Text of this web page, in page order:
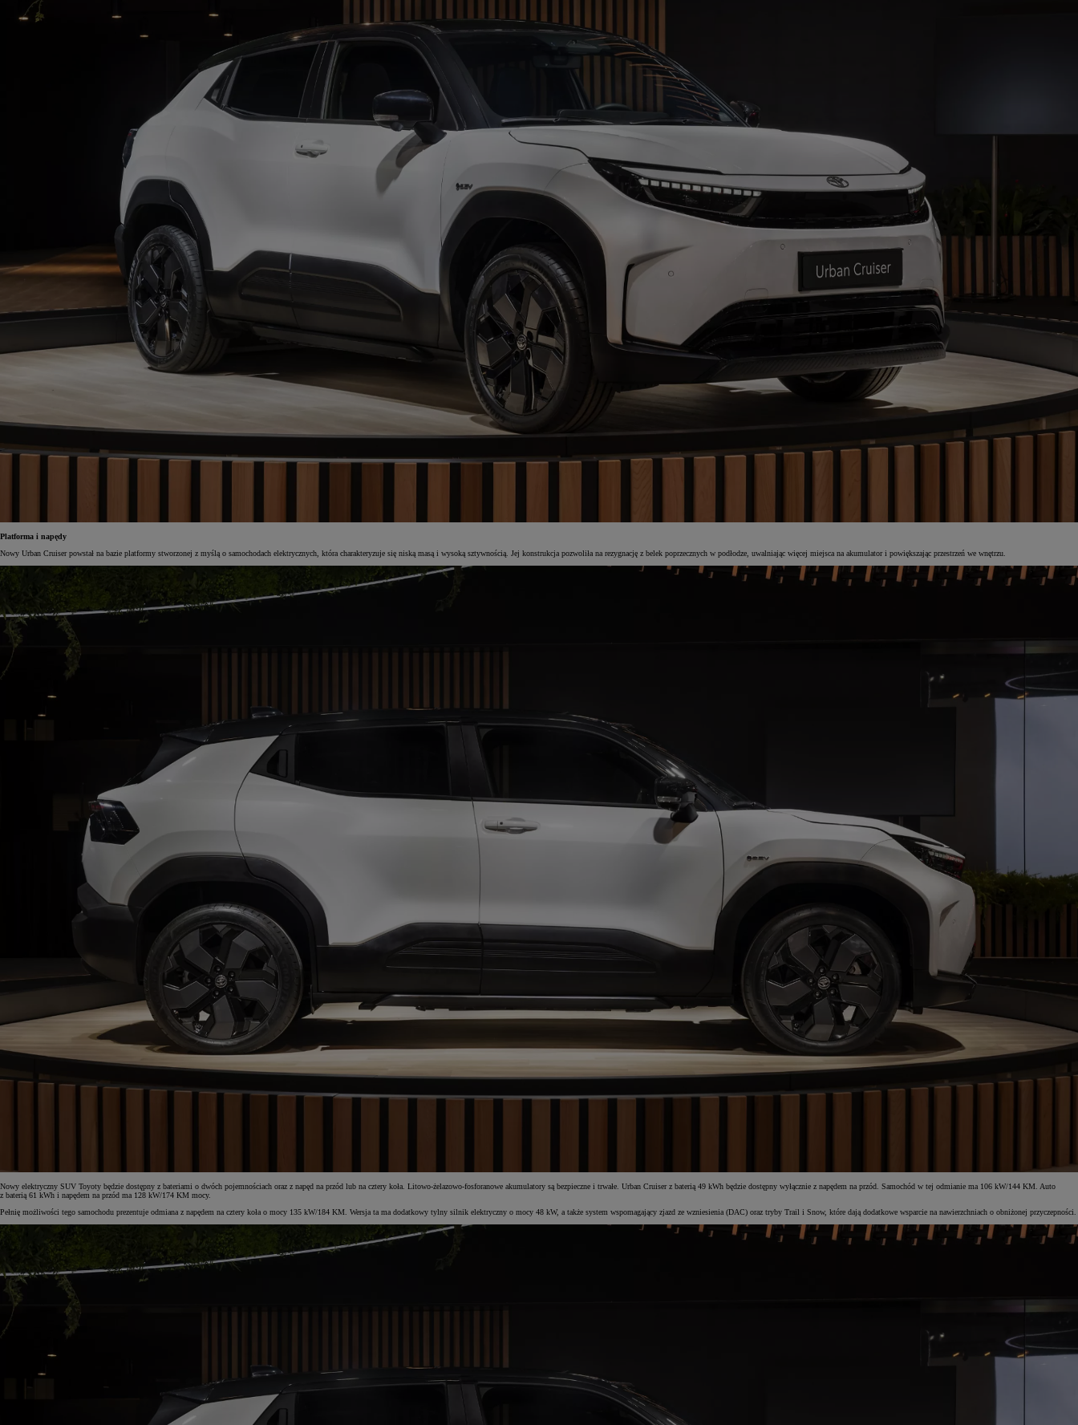
Platforma i napędy
Nowy Urban Cruiser powstał na bazie platformy stworzonej z myślą o samochodach elektrycznych, która charakteryzuje się niską masą i wysoką sztywnością. Jej konstrukcja pozwoliła na rezygnację z belek poprzecznych w podłodze, uwalniając więcej miejsca na akumulator i powiększając przestrzeń we wnętrzu.
Nowy elektryczny SUV Toyoty będzie dostępny z bateriami o dwóch pojemnościach oraz z napęd na przód lub na cztery koła. Litowo-żelazowo-fosforanowe akumulatory są bezpieczne i trwałe. Urban Cruiser z baterią 49 kWh będzie dostępny wyłącznie z napędem na przód. Samochód w tej odmianie ma 106 kW/144 KM. Auto
z baterią 61 kWh i napędem na przód ma 128 kW/174 KM mocy.
Pełnię możliwości tego samochodu prezentuje odmiana z napędem na cztery koła o mocy 135 kW/184 KM. Wersja ta ma dodatkowy tylny silnik elektryczny o mocy 48 kW, a także system wspomagający zjazd ze wzniesienia (DAC) oraz tryby Trail i Snow, które dają dodatkowe wsparcie na nawierzchniach o obniżonej przyczepności.